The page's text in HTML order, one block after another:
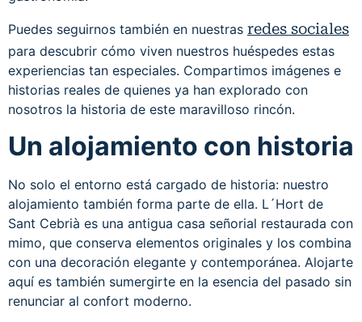
Puedes seguirnos también en nuestras redes sociales
para descubrir cómo viven nuestros huéspedes estas
experiencias tan especiales. Compartimos imágenes e
historias reales de quienes ya han explorado con
nosotros la historia de este maravilloso rincón.
Un alojamiento con historia
No solo el entorno está cargado de historia: nuestro
alojamiento también forma parte de ella. L´Hort de
Sant Cebrià es una antigua casa señorial restaurada con
mimo, que conserva elementos originales y los combina
con una decoración elegante y contemporánea. Alojarte
aquí es también sumergirte en la esencia del pasado sin
renunciar al confort moderno.